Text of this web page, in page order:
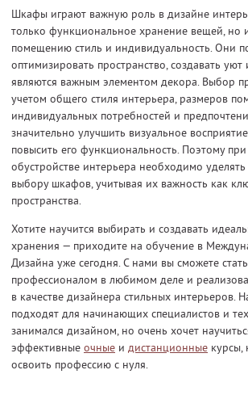
Шкафы играют важную роль в дизайне
только функциональное хранение вещей, но
помещению стиль и индивидуальность. Они
оптимизировать пространство, создавать
являются важным элементом декора. Выбор
учетом общего стиля интерьера, размеров
индивидуальных потребностей и
значительно улучшить визуальное
повысить его функциональность. Поэтому
обустройстве интерьера необходимо
выбору шкафов, учитывая их важность как
пространства.
Хотите научится выбирать и создавать
хранения — приходите на обучение в
Дизайна уже сегодня. С нами вы сможете
профессионалом в любимом деле и
в качестве дизайнера стильных интерьеров.
подходят для начинающих специалистов и
занимался дизайном, но очень хочет
эффективные очные и дистанционные курсы,
освоить профессию с нуля.